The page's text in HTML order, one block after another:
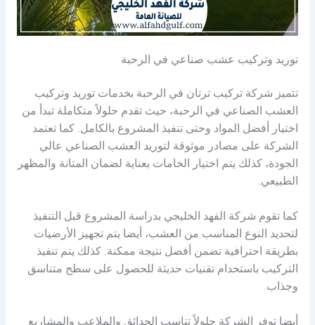
توريد وتركيب عشب صناعي في الرحبة
تتميز شركة تركيب ترتان في الرحبة بخدمات توريد وتركيب
العشب الصناعي في الرحبة، حيث تقدم حلولاً متكاملة تبدأ من
اختيار أفضل المواد وحتى تنفيذ المشروع بالكامل. كما تعتمد
الشركة على مصادر موثوقة لتوريد العشب الصناعي عالي
الجودة، كذلك يتم اختيار الخامات بعناية لضمان المتانة والمظهر
الطبيعي.
كما تقوم شركة الفهد الخليجي بدراسة المشروع قبل التنفيذ
لتحديد النوع المناسب من العشب، أيضا يتم تجهيز الأرضيات
بطريقة احترافية تضمن أفضل نتيجة ممكنة. كذلك يتم تنفيذ
التركيب باستخدام تقنيات حديثة للحصول على سطح متناسق
وجذاب.